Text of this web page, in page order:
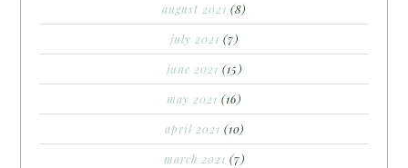
august 2021 (8)
july 2021 (7)
june 2021 (15)
may 2021 (16)
april 2021 (10)
march 2021 (7)